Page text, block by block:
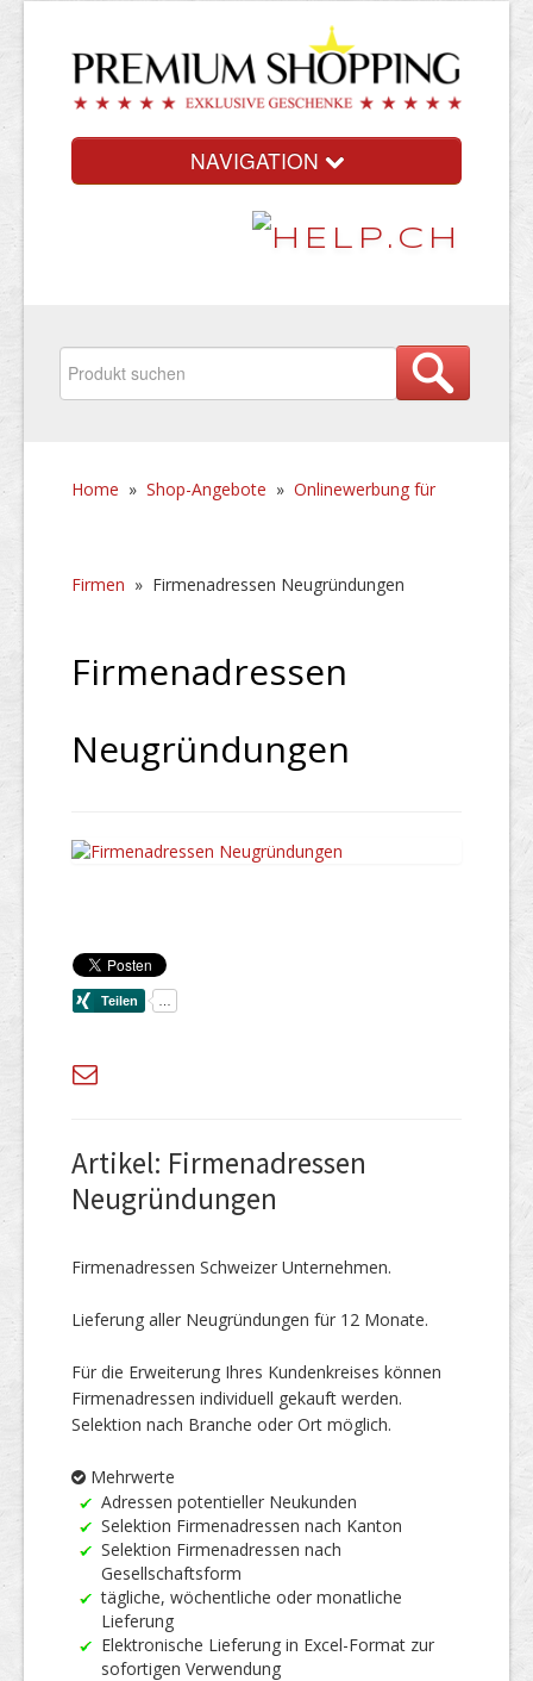
NAVIGATION
Home » Shop-Angebote » Onlinewerbung für
Firmen » Firmenadressen Neugründungen
Firmenadressen
Neugründungen
Artikel: Firmenadressen
Neugründungen
Firmenadressen Schweizer Unternehmen.
Lieferung aller Neugründungen für 12 Monate.
Für die Erweiterung Ihres Kundenkreises können
Firmenadressen individuell gekauft werden.
Selektion nach Branche oder Ort möglich.
Mehrwerte
Adressen potentieller Neukunden
Selektion Firmenadressen nach Kanton
Selektion Firmenadressen nach
Gesellschaftsform
tägliche, wöchentliche oder monatliche
Lieferung
Elektronische Lieferung in Excel-Format zur
sofortigen Verwendung